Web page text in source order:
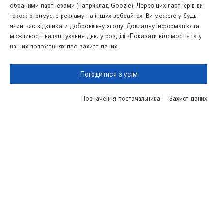
обраними партнерами (наприклад Google). Через цих партнерів ви
також отримуєте рекламу на інших вебсайтах. Ви можете у будь-
який час відкликати добровільну згоду. Докладну інформацію та
можливості налаштування див. у розділі «Показати відомості» та у
наших положеннях про захист даних.
Погодитися з усім
Позначення постачальника Захист даних
Вгору